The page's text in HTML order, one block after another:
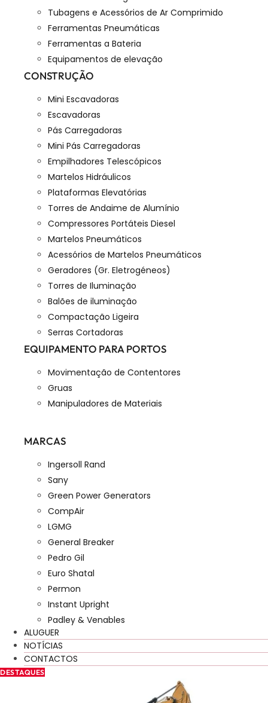
Tubagens e Acessórios de Ar Comprimido
Ferramentas Pneumáticas
Ferramentas a Bateria
Equipamentos de elevação
CONSTRUÇÃO
Mini Escavadoras
Escavadoras
Pás Carregadoras
Mini Pás Carregadoras
Empilhadores Telescópicos
Martelos Hidráulicos
Plataformas Elevatórias
Torres de Andaime de Alumínio
Compressores Portáteis Diesel
Martelos Pneumáticos
Acessórios de Martelos Pneumáticos
Geradores (Gr. Eletrogéneos)
Torres de Iluminação
Balões de iluminação
Compactação Ligeira
Serras Cortadoras
EQUIPAMENTO PARA PORTOS
Movimentação de Contentores
Gruas
Manipuladores de Materiais
MARCAS
Ingersoll Rand
Sany
Green Power Generators
CompAir
LGMG
General Breaker
Pedro Gil
Euro Shatal
Permon
Instant Upright
Padley & Venables
ALUGUER
NOTÍCIAS
CONTACTOS
DESTAQUES